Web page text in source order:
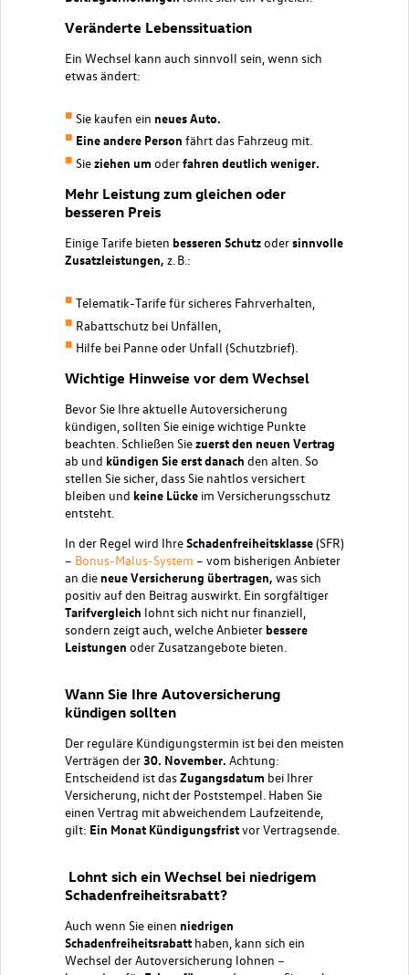
Veränderte Lebenssituation
Ein Wechsel kann auch sinnvoll sein, wenn sich
etwas ändert:
Sie kaufen ein neues Auto.
Eine andere Person fährt das Fahrzeug mit.
Sieziehen um oderfahren deutlich weniger.
Mehr Leistung zum gleichen oder
besseren Preis
Einige Tarife bieten besseren Schutzodersinnvolle
Zusatzleistungen, z. B.:
Telematik-Tarife für sicheres Fahrverhalten,
Rabattschutz bei Unfällen,
Hilfe bei Panne oder Unfall (Schutzbrief).
Wichtige Hinweise vor dem Wechsel
Bevor Sie Ihre aktuelle Autoversicherung
kündigen, sollten Sie einige wichtige Punkte
beachten. Schließen Siezuerst den neuen Vertrag
ab und kündigen Sie erst danach den alten. So
stellen Sie sicher, dass Sie nahtlos versichert
bleiben und keine Lücke im Versicherungsschutz
entsteht.
In der Regel wird IhreSchadenfreiheitsklasse(SFR)
– Bonus-Malus-System – vom bisherigen Anbieter
an die neue Versicherung übertragen, was sich
positiv auf den Beitrag auswirkt. Ein sorgfältiger
Tarifvergleich lohnt sich nicht nur finanziell,
sondern zeigt auch, welche Anbieter bessere
Leistungen oder Zusatzangebote bieten.
Wann Sie Ihre Autoversicherung
kündigen sollten
Der reguläre Kündigungstermin ist bei den meisten
Verträgen der30. November. Achtung:
Entscheidend ist dasZugangsdatum bei Ihrer
Versicherung, nicht der Poststempel. Haben Sie
einen Vertrag mit abweichendem Laufzeitende,
gilt: Ein Monat Kündigungsfristvor Vertragsende.
Lohnt sich ein Wechsel bei niedrigem
Schadenfreiheitsrabatt?
Auch wenn Sie einen niedrigen
Schadenfreiheitsrabatt haben, kann sich ein
Wechsel der Autoversicherung lohnen –